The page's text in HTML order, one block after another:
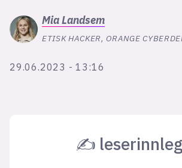
MiaLandsem
ETISK HACKER, ORANGE
29.06.2023 - 13:16
✍
suksesshistorier